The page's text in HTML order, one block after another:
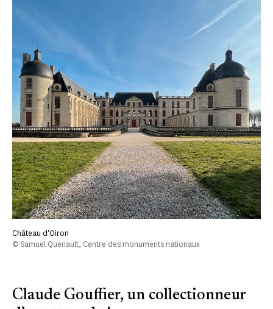
Château d'Oiron
© Samuel Quenault, Centre des monuments nationaux
Claude Gouffier, un collectionneur